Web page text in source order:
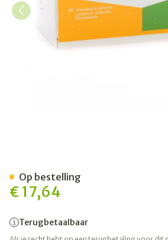
€ 17,64
Terugbetaalbaar
Op bestelling